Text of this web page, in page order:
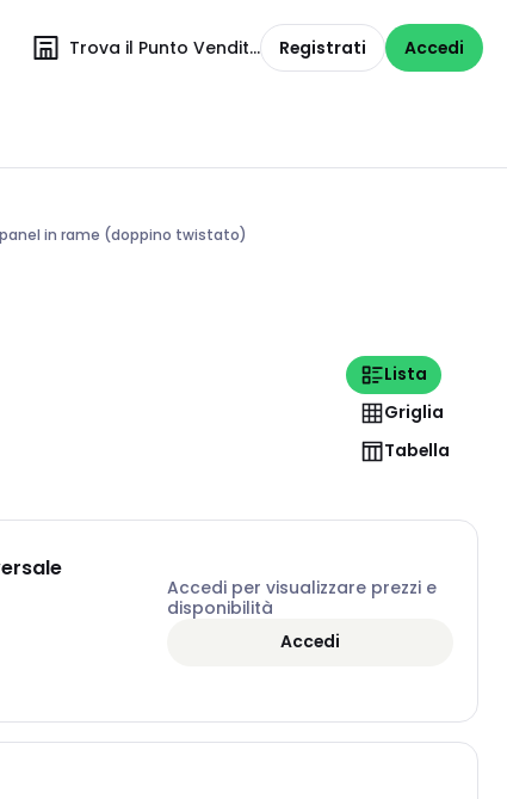
Trova il Punto Vendita Registrati Accedi
in rame (doppino twistato)
Lista
Griglia
Tabella
Accedi per visualizzare prezzi e
disponibilità
Accedi